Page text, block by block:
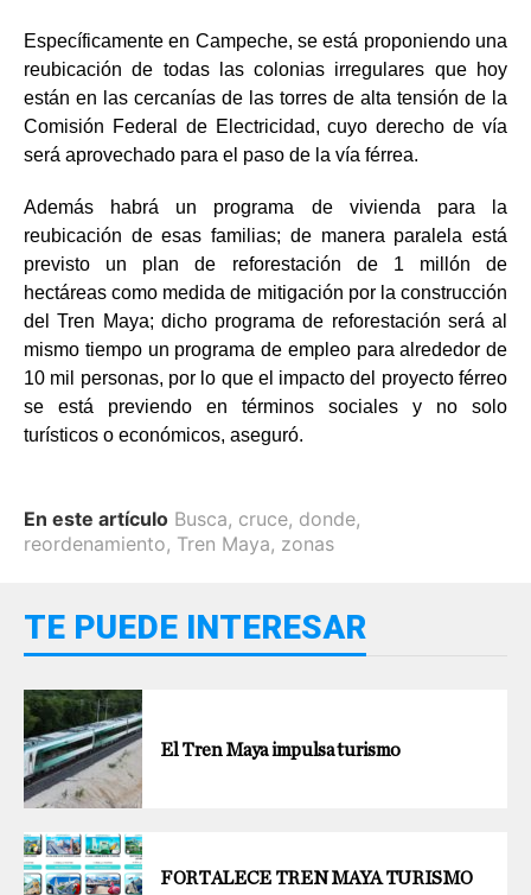
Específicamente en Campeche, se está proponiendo una
reubicación de todas las colonias irregulares que hoy
están en las cercanías de las torres de alta tensión de la
Comisión Federal de Electricidad, cuyo derecho de vía
será aprovechado para el paso de la vía férrea.
Además habrá un programa de vivienda para la
reubicación de esas familias; de manera paralela está
previsto un plan de reforestación de 1 millón de
hectáreas como medida de mitigación por la construcción
del Tren Maya; dicho programa de reforestación será al
mismo tiempo un programa de empleo para alrededor de
10 mil personas, por lo que el impacto del proyecto férreo
se está previendo en términos sociales y no solo
turísticos o económicos, aseguró.
En este artículo Busca, cruce, donde,
reordenamiento, Tren Maya, zonas
TE PUEDE INTERESAR
El Tren Maya impulsa turismo
FORTALECE TREN MAYA TURISMO